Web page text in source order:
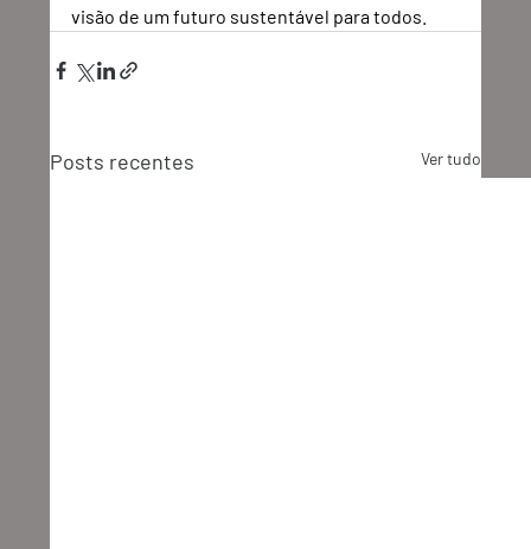
visão de um futuro sustentável para todos.
Posts recentes Ver tudo